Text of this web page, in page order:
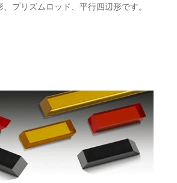
プリズムロッド、平行四辺形です。